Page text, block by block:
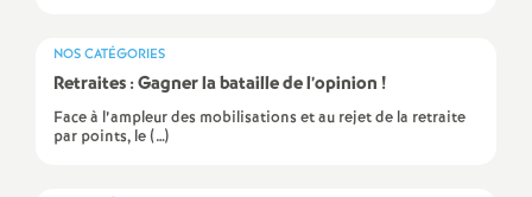
g
r
NOS CATÉGORIES
Retraites : Gagner la bataille de l’opinion !
Face à l’ampleur des mobilisations et au rejet de la retraite
par points, le (…)